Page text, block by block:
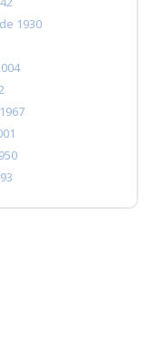
1930